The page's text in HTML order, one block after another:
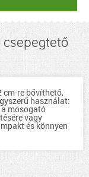
cm-re bővíthető,
használat:
a mosogató
vagy
és könnyen